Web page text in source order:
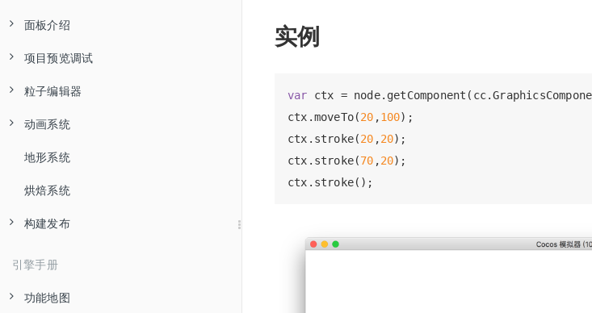
面板介绍
场景编辑器
层级管理器
资源管理器
属性检查器
控制台
动画编辑器
偏好设置
项目设置
项目预览调试
浏览器预览
预览流程简介与常见错误处理
粒子编辑器
曲线编辑器
渐变色编辑器
控制面板
动画系统
关于 Animation
熟悉动画编辑器
创建 Animation 组件和动画剪辑
编辑动画序列
编辑帧动画
地形系统
烘焙系统
构建发布
熟悉构建发布面板
通用构建参数介绍
引擎手册
功能地图
实例
var ctx =
ctx.moveTo(20 ,100);
ctx.stroke(20 ,20);
ctx.stroke(70 ,20);